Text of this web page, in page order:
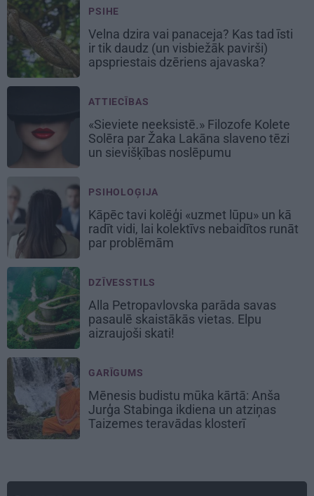
PSIHE
Velna dzira vai panaceja? Kas tad īsti
ir tik daudz (un visbiežāk pavirši)
apspriestais dzēriens ajavaska?
ATTIECĪBAS
«Sieviete neeksistē.» Filozofe Kolete
Solēra par Žaka Lakāna slaveno tēzi
un sievišķības noslēpumu
PSIHOLOĢIJA
Kāpēc tavi kolēģi «uzmet lūpu» un kā
radīt vidi, lai kolektīvs nebaidītos runāt
par problēmām
DZĪVESSTILS
Alla Petropavlovska parāda savas
pasaulē skaistākās vietas. Elpu
aizraujoši skati!
GARĪGUMS
Mēnesis budistu mūka kārtā: Anša
Jurģa Stabinga ikdiena un atziņas
Taizemes teravādas klosterī